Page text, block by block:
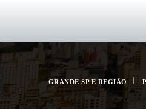
GRANDE SP E REGIÃO